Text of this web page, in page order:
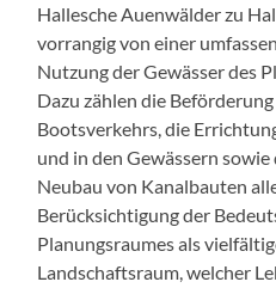
Hallesche Auenwälder zu
vorrangig von einer
Nutzung der Gewässer des
Dazu zählen die
Bootsverkehrs, die
und in den Gewässern
Neubau von Kanalbauten
Berücksichtigung der
Planungsraumes als
Landschaftsraum, welcher